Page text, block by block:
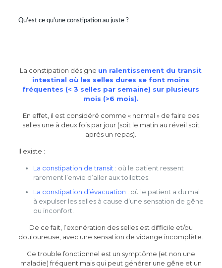
Qu'est ce qu'une constipation au juste ?
La constipation désigne un ralentissement du transit
intestinal où les selles dures se font moins
fréquentes (< 3 selles par semaine) sur plusieurs
mois (>6 mois).
En effet, il est considéré comme « normal » de faire des
selles une à deux fois par jour (soit le matin au réveil soit
après un repas).
Il existe :
La constipation de transit: où le patient ressent
rarement l’envie d’aller aux toilettes.
La constipation d’évacuation : où le patient a du mal
à expulser les selles à cause d’une sensation de gêne
ou inconfort.
De ce fait, l’exonération des selles est difficile et/ou
douloureuse, avec une sensation de vidange incomplète.
Ce trouble fonctionnel est un symptôme (et non une
maladie) fréquent mais qui peut générer une gêne et un